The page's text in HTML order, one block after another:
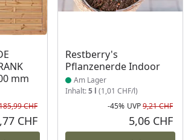
mm
Rabatt in Prozent
Ursprünglicher Preis
CHF
CHF
Restberry's
Pflanzenerde Indoor
Produkt am Lager
Am Lager
Inhalt:5 l (1,01 CHF/l)
-45% UVP9,21 CHF
5,06 CHF